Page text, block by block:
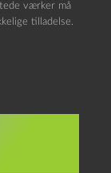
værker må
tilladelse.